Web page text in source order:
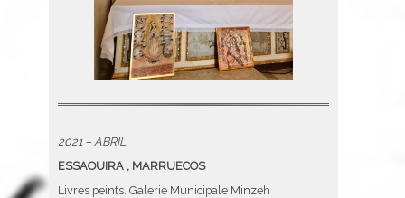
2021 – ABRIL
ESSAOUIRA , MARRUECOS
Livres peints. Galerie Municipale Minzeh